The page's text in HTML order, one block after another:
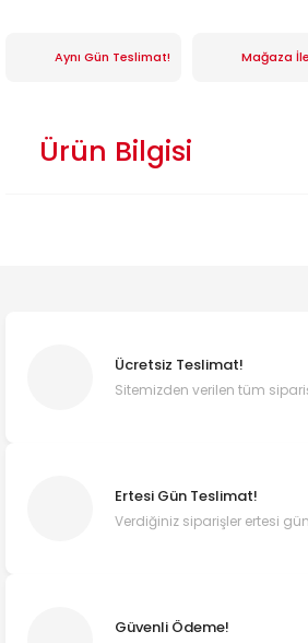
Aynı Gün Teslimat! Mağaza
Ürün Bilgisi
Ücretsiz Teslimat!
Sitemizden verilen tüm
Ertesi Gün Teslimat!
Verdiğiniz siparişler ertesi
Güvenli Ödeme!